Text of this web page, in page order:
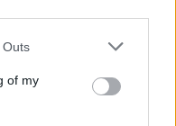
one or more Google
You may click to
its third-party tags to
in below Google
Outs
of my
εδώ